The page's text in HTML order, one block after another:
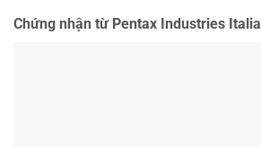
Chứng nhận từ Pentax Industries Italia